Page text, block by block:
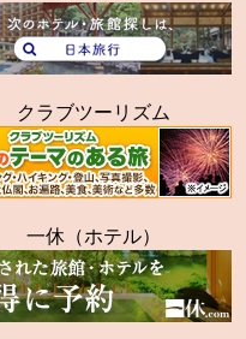
クラブツーリズム
一休（ホテル）